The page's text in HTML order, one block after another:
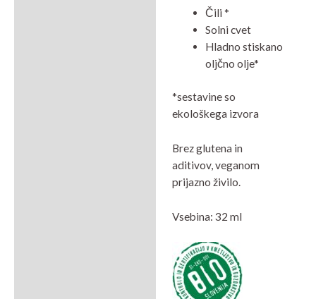
Čili *
Solni cvet
Hladno stiskano
oljčno olje*
*sestavine so
ekološkega izvora
Brez glutena in
aditivov, veganom
prijazno živilo.
Vsebina: 32 ml